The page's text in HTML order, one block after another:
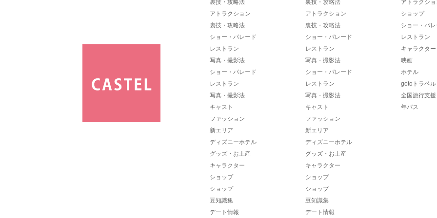
裏技・攻略法
アトラクション
裏技・攻略法
ショー・パレード
レストラン
写真・撮影法
ショー・パレード
レストラン
写真・撮影法
キャスト
ファッション
新エリア
ディズニーホテル
グッズ・お土産
キャラクター
ショップ
ショップ
豆知識集
デート情報
裏技・攻略法
アトラクション
裏技・攻略法
ショー・パレード
レストラン
写真・撮影法
ショー・パレード
レストラン
写真・撮影法
キャスト
ファッション
新エリア
ディズニーホテル
グッズ・お土産
キャラクター
ショップ
ショップ
豆知識集
デート情報
アトラクシ
ショップ
ショー・パ
レストラン
キャラクター
映画
ホテル
gotoトラベル
全国旅行支援
年パス